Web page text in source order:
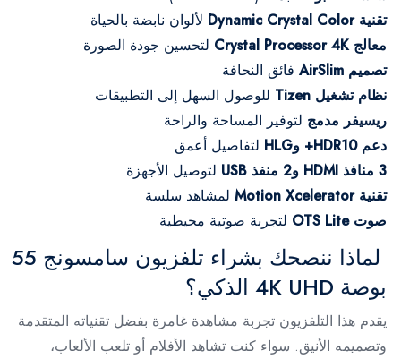
تقنية Dynamic Crystal Color
لألوان نابضة بالحياة
معالج Crystal Processor 4K
لتحسين جودة الصورة
تصميم AirSlim
فائق النحافة
نظام تشغيل Tizen
للوصول السهل إلى التطبيقات
ريسيفر مدمج لتوفير المساحة والراحة
دعم HDR10+ وHLG
لتفاصيل أعمق
3 منافذ HDMI و2 منفذ USB
لتوصيل الأجهزة
تقنية Motion Xcelerator
لمشاهد سلسة
صوت OTS Lite
لتجربة صوتية محيطية
لماذا ننصحك بشراء تلفزيون سامسونج 55
بوصة 4K UHD الذكي؟
يقدم هذا التلفزيون تجربة مشاهدة غامرة بفضل تقنياته المتقدمة
وتصميمه الأنيق. سواء كنت تشاهد الأفلام أو تلعب الألعاب،